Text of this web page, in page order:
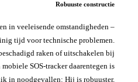
Robuuste constructie
in veeleisende omstandigheden –
tijd voor technische problemen.
raken of uitschakelen bij
SOS-tracker daarentegen is
in noodgevallen: Hij is robuuster,